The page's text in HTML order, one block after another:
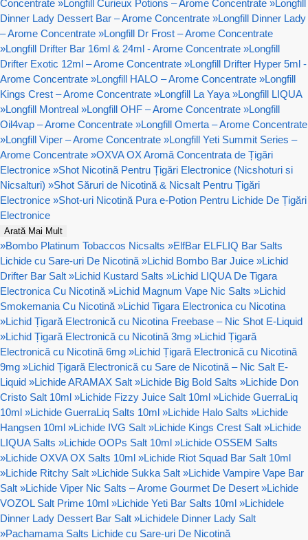
Concentrate »Longfill Curieux Potions – Arome Concentrate »Longfill
Dinner Lady Dessert Bar – Arome Concentrate »Longfill Dinner Lady
– Arome Concentrate »Longfill Dr Frost – Arome Concentrate
»Longfill Drifter Bar 16ml & 24ml - Arome Concentrate »Longfill
Drifter Exotic 12ml – Arome Concentrate »Longfill Drifter Hyper 5ml -
Arome Concentrate »Longfill HALO – Arome Concentrate »Longfill
Kings Crest – Arome Concentrate »Longfill La Yaya »Longfill LIQUA
»Longfill Montreal »Longfill OHF – Arome Concentrate »Longfill
Oil4vap – Arome Concentrate »Longfill Omerta – Arome Concentrate
»Longfill Viper – Arome Concentrate »Longfill Yeti Summit Series –
Arome Concentrate »OXVA OX Aromă Concentrata de Țigări
Electronice »Shot Nicotină Pentru Țigări Electronice (Nicshoturi si
Nicsalturi) »Shot Săruri de Nicotină & Nicsalt Pentru Țigări
Electronice »Shot-uri Nicotină Pura e-Potion Pentru Lichide De Țigări
Electronice
Arată Mai Mult
»Bombo Platinum Tobaccos Nicsalts »ElfBar ELFLIQ Bar Salts
Lichide cu Sare-uri De Nicotină »Lichid Bombo Bar Juice »Lichid
Drifter Bar Salt »Lichid Kustard Salts »Lichid LIQUA De Tigara
Electronica Cu Nicotină »Lichid Magnum Vape Nic Salts »Lichid
Smokemania Cu Nicotină »Lichid Tigara Electronica cu Nicotina
»Lichid Țigară Electronică cu Nicotina Freebase – Nic Shot E-Liquid
»Lichid Țigară Electronică cu Nicotină 3mg »Lichid Țigară
Electronică cu Nicotină 6mg »Lichid Țigară Electronică cu Nicotină
9mg »Lichid Țigară Electronică cu Sare de Nicotină – Nic Salt E-
Liquid »Lichide ARAMAX Salt »Lichide Big Bold Salts »Lichide Don
Cristo Salt 10ml »Lichide Fizzy Juice Salt 10ml »Lichide GuerraLiq
10ml »Lichide GuerraLiq Salts 10ml »Lichide Halo Salts »Lichide
Hangsen 10ml »Lichide IVG Salt »Lichide Kings Crest Salt »Lichide
LIQUA Salts »Lichide OOPs Salt 10ml »Lichide OSSEM Salts
»Lichide OXVA OX Salts 10ml »Lichide Riot Squad Bar Salt 10ml
»Lichide Ritchy Salt »Lichide Sukka Salt »Lichide Vampire Vape Bar
Salt »Lichide Viper Nic Salts – Arome Gourmet De Desert »Lichide
VOZOL Salt Prime 10ml »Lichide Yeti Bar Salts 10ml »Lichidele
Dinner Lady Dessert Bar Salt »Lichidele Dinner Lady Salt
»Pachamama Salts Lichide cu Sare-uri De Nicotină